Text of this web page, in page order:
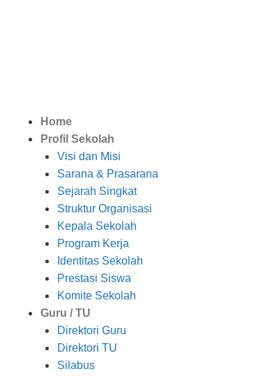
Home
Profil Sekolah
Visi dan Misi
Sarana & Prasarana
Sejarah Singkat
Struktur Organisasi
Kepala Sekolah
Program Kerja
Identitas Sekolah
Prestasi Siswa
Komite Sekolah
Guru / TU
Direktori Guru
Direktori TU
Silabus